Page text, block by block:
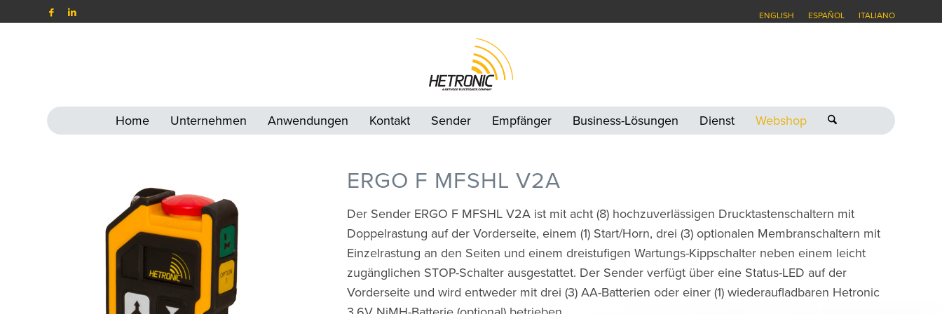
ENGLISH ESPAÑOL ITALIANO
Home Unternehmen Anwendungen Kontakt Sender Empfänger Business-Lösungen Dienst Webshop
ERGO F MFSHL V2A
Der Sender ERGO F MFSHL V2A ist mit acht (8) hochzuverlässigen Drucktastenschaltern mit
Doppelrastung auf der Vorderseite, einem (1) Start/Horn, drei (3) optionalen Membranschaltern mit
Einzelrastung an den Seiten und einem dreistufigen Wartungs-Kippschalter neben einem leicht
zugänglichen STOP-Schalter ausgestattet. Der Sender verfügt über eine Status-LED auf der
Vorderseite und wird entweder mit drei (3) AA-Batterien oder einer (1) wiederaufladbaren Hetronic